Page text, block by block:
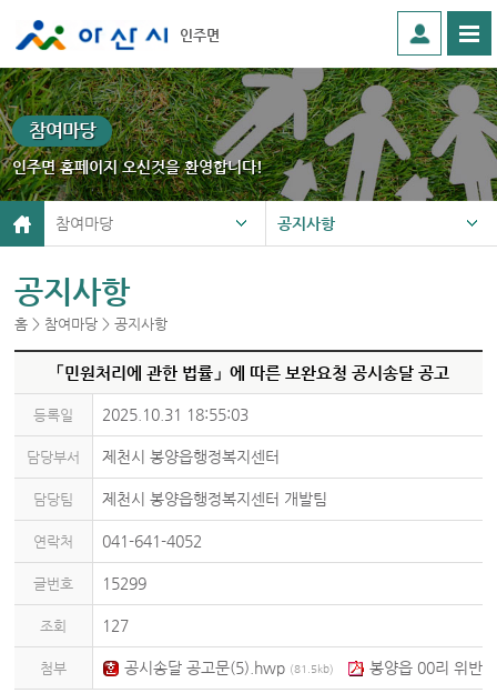
인주면
참여마당
인주면 홈페이지 오신것을 환영합니다!
참여마당 공지사항
공지사항
홈 > 참여마당 > 공지사항
「민원처리에 관한 법률」에 따른 보완요청 공시송달 공고
등록일 2025.10.31 18:55:03
담당부서 제천시 봉양읍행정복지센터
담당팀 제천시 봉양읍행정복지센터 개발팀
연락처 041-641-4052
글번호 15299
조회 127
첨부 공시송달 공고문(5).hwp (81.5kb) 봉양읍 00리 위반